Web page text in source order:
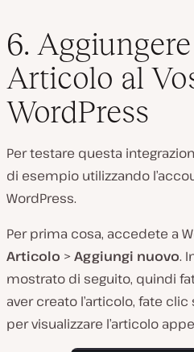
6.
Articolo al
WordPress
Per testare questa
di esempio utilizzando
WordPress.
Per prima cosa, accedete a
Articolo >Aggiungi nuovo.
mostrato di seguito, quindi
aver creato l’articolo, fate clic
per visualizzare l’articolo